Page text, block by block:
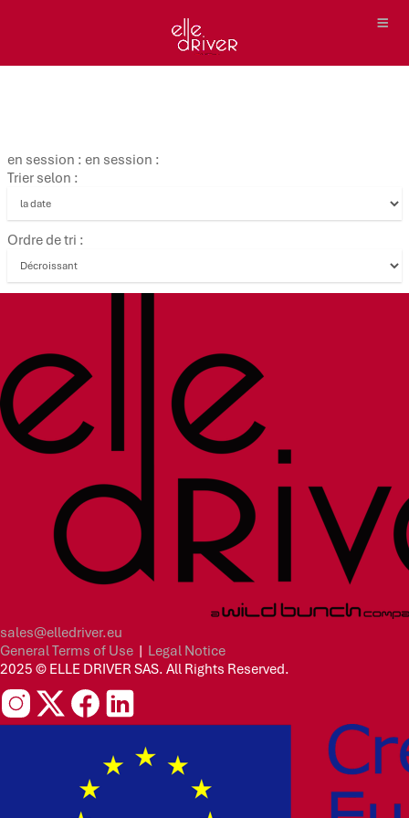
en session : en session :
Trier selon :
Ordre de tri :
sales@elledriver.eu
General Terms of Use | Legal Notice
2025 © ELLE DRIVER SAS. All Rights Reserved.